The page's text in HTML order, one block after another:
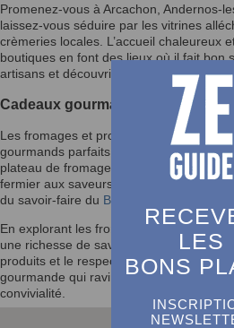
LES
BONS
Promenez-vous à Arcachon, Andernos-
laissez-vous séduire par les vitrines
crèmeries locales. L’accueil chaleureux
boutiques en font des lieux où il fait bon
artisans et découvrir des produits
Cadeaux gourmands et moments
Les fromages et produits laitiers sont
gourmands parfaits pour les amateurs
plateau de fromages soigneusement
fermier aux saveurs uniques, c’est
du savoir-faire du Bassin d’Arcachon
En explorant les fromageries et
une richesse de saveurs et de traditions
produits et le respect des savoir-faire
gourmande qui ravira les papilles et
convivialité.